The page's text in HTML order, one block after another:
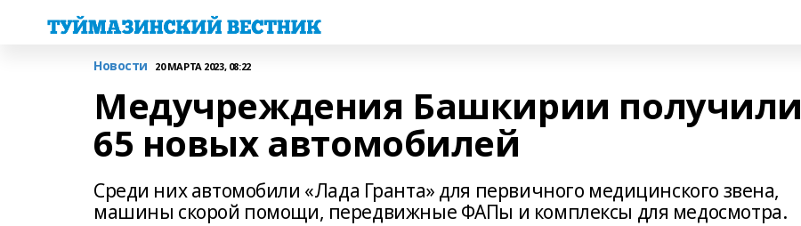
Новости 20 МАРТА 2023, 08:22
Медучреждения Башкирии получили
65 новых автомобилей
Среди них автомобили «Лада Гранта» для первичного медицинского звена,
машины скорой помощи, передвижные ФАПы и комплексы для медосмотра.